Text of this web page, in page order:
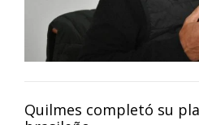
Quilmes completó su